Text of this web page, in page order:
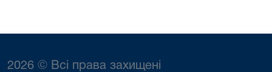
2026 © Всі права захищені